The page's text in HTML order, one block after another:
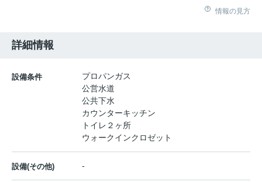
情報の見方
詳細情報
設備条件
プロパンガス
公営水道
公共下水
カウンターキッチン
トイレ２ヶ所
ウォークインクロゼット
設備(その他) -